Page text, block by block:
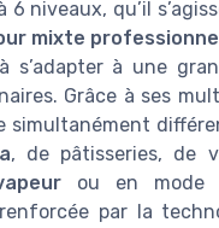
niveaux, qu’il
mixte professionnel
s’adapter à une
Grâce à ses
simultanément
, de pâtisseries, de
ou en mode
par la